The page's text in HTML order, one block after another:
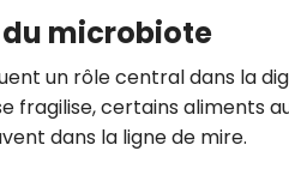
du microbiote
un rôle central dans la
fragilise, certains aliments
dans la ligne de mire.